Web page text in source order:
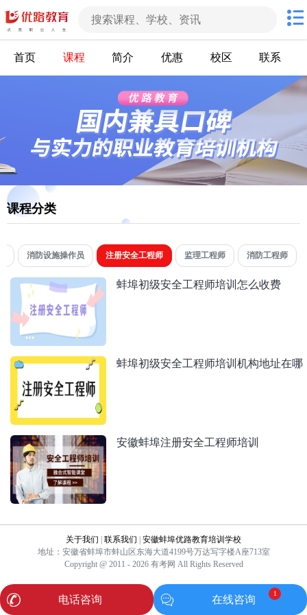
首页 课程 简介 优惠 校区 联系
课程分类
消防设施操作员 注册安全工程师 监理工程师 消防工程师
蚌埠初级安全工程师培训怎么收费
蚌埠初级安全工程师培训机构地址在哪
安徽蚌埠注册安全工程师培训
关于我们 联系我们
安徽蚌埠优路教育培训学校
地址：安徽省蚌埠市蚌山区东海大道4199号万达写字楼A座713室
Copyright @ 2011 - 2026 有考网 All Rights Reserved
电话咨询 在线咨询
1